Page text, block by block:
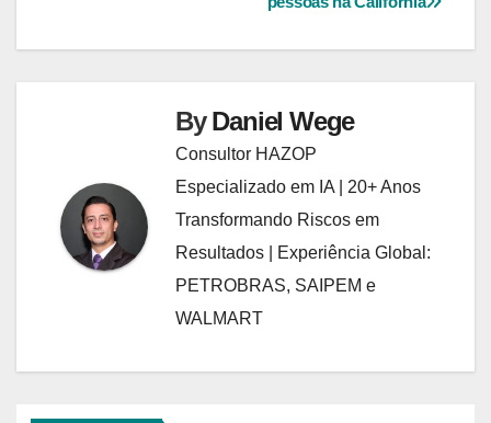
ByDaniel Wege
Consultor HAZOP
Especializado em IA | 20+ Anos
Transformando Riscos em
Resultados | Experiência Global:
PETROBRAS, SAIPEM e
WALMART